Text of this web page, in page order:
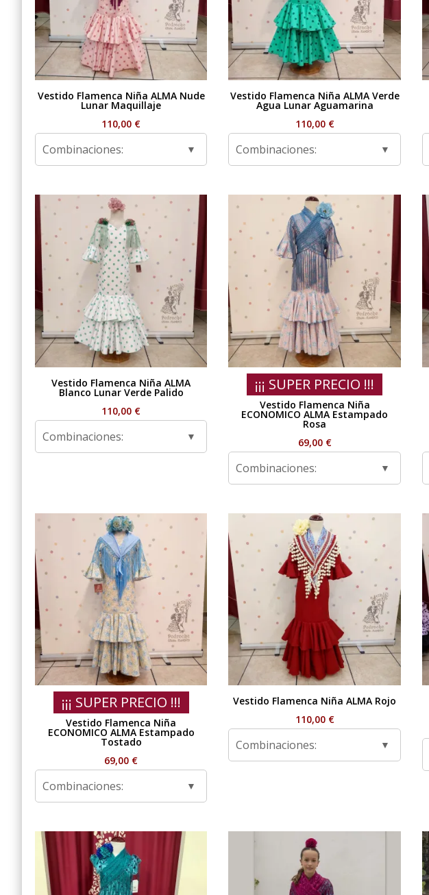
Vestido Flamenca Niña ALMA Nude
Lunar Maquillaje
110,00 €
Combinaciones:
Vestido Flamenca Niña ALMA Verde
Agua Lunar Aguamarina
110,00 €
Combinaciones:
Vestido Flamenca Niña ALMA
Blanco Lunar Verde Palido
110,00 €
Combinaciones:
¡¡¡ SUPER PRECIO !!!
Vestido Flamenca Niña
ECONOMICO ALMA Estampado
Rosa
69,00 €
Combinaciones:
¡¡¡ SUPER PRECIO !!!
Vestido Flamenca Niña
ECONOMICO ALMA Estampado
Tostado
69,00 €
Combinaciones:
Vestido Flamenca Niña ALMA Rojo
110,00 €
Combinaciones: